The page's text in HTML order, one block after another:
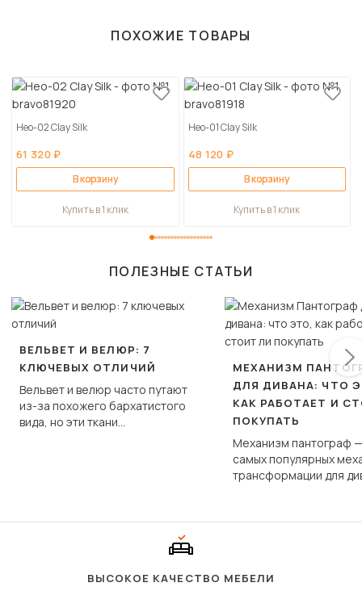
ПОХОЖИЕ ТОВАРЫ
Нео-02 Clay Silk
61 320 ₽
В корзину
Купить в 1 клик
Нео-01 Clay Silk
48 120 ₽
В корзину
Купить в 1 клик
ПОЛЕЗНЫЕ СТАТЬИ
ВЕЛЬВЕТ И ВЕЛЮР: 7
КЛЮЧЕВЫХ ОТЛИЧИЙ
Вельвет и велюр часто путают
из-за похожего бархатистого
вида, но эти ткани
МЕХАНИЗМ
ДЛЯ ДИВАНА: ЧТО
КАК РАБОТАЕТ И
ПОКУПАТЬ
Механизм пантограф
самых популярных
трансформации для
сиденье не
дугообразной
ВЫСОКОЕ КАЧЕСТВО МЕБЕЛИ